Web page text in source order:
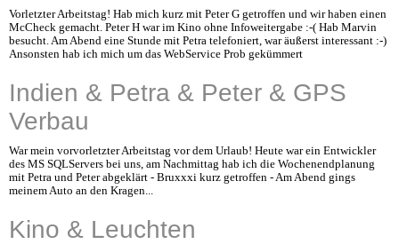
Vorletzter Arbeitstag! Hab mich kurz mit Peter G getroffen und wir haben einen
McCheck gemacht. Peter H war im Kino ohne Infoweitergabe :-( Hab Marvin
besucht. Am Abend eine Stunde mit Petra telefoniert, war äußerst interessant :-)
Ansonsten hab ich mich um das WebService Prob gekümmert
Indien & Petra & Peter & GPS
Verbau
War mein vorvorletzter Arbeitstag vor dem Urlaub! Heute war ein Entwickler
des MS SQLServers bei uns, am Nachmittag hab ich die Wochenendplanung
mit Petra und Peter abgeklärt - Bruxxxi kurz getroffen - Am Abend gings
meinem Auto an den Kragen...
Kino & Leuchten